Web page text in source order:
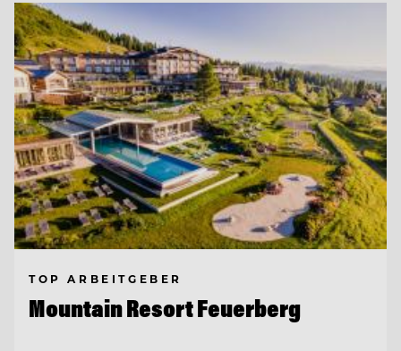
TOP ARBEITGEBER
Mountain Resort Feuerberg